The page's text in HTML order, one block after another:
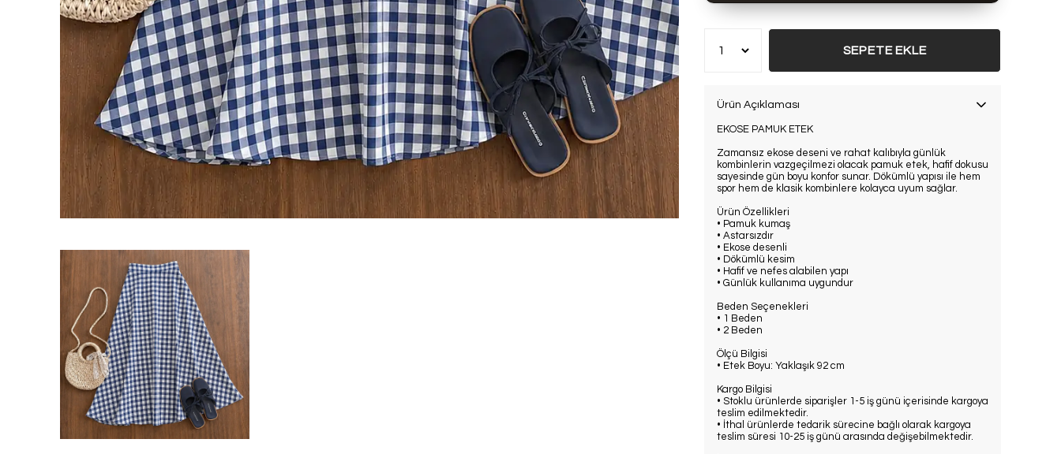
SEPETE EKLE
Ürün Açıklaması
EKOSE PAMUK ETEK
Zamansız ekose deseni ve rahat kalıbıyla günlük
kombinlerin vazgeçilmezi olacak pamuk etek, hafif dokusu
sayesinde gün boyu konfor sunar. Dökümlü yapısı ile hem
spor hem de klasik kombinlere kolayca uyum sağlar.
Ürün Özellikleri
• Pamuk kumaş
• Astarsızdır
• Ekose desenli
• Dökümlü kesim
• Hafif ve nefes alabilen yapı
• Günlük kullanıma uygundur
Beden Seçenekleri
• 1 Beden
• 2 Beden
Ölçü Bilgisi
• Etek Boyu: Yaklaşık 92 cm
Kargo Bilgisi
• Stoklu ürünlerde siparişler 1-5 iş günü içerisinde kargoya
teslim edilmektedir.
• İthal ürünlerde tedarik sürecine bağlı olarak kargoya
teslim süresi 10-25 iş günü arasında değişebilmektedir.